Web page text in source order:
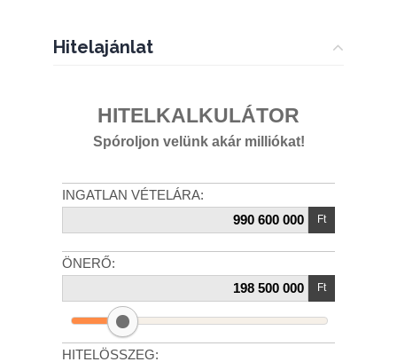
Hitelajánlat